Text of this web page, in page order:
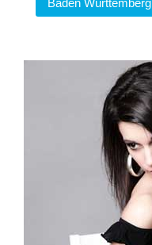
Baden Württemberg